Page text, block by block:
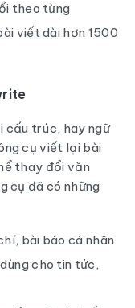
theo từng
viết dài hơn 1500
cấu trúc, hay ngữ
cụ viết lại bài
thay đổi văn
cụ đã có những
bài báo cá nhân
cho tin tức,